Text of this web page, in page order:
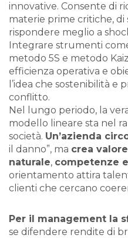
innovative. Consente di
materie prime critiche, di
rispondere meglio a
Integrare strumenti
metodo 5S e metodo
efficienza operativa e
l’idea che sostenibilità e
conflitto.
Nel lungo periodo, la
modello lineare sta nel
società. Un’azienda
il danno”, ma crea
naturale, competenze
orientamento attira
clienti che cercano
Per il management la
se difendere rendite di